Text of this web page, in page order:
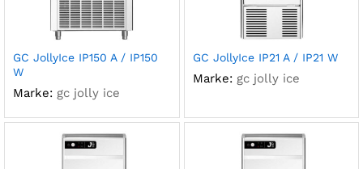
GC JollyIce IP150 A / IP150
W
Marke: gc jolly ice
GC JollyIce IP21 A / IP21 W
Marke: gc jolly ice